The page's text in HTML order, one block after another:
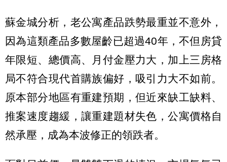
蘇金城分析，老公寓產品跌勢最重並不意外，
因為這類產品多數屋齡已超過40年，不但房貸
年限短、總價高、月付金壓力大，加上三房格
局不符合現代首購族偏好，吸引力大不如前。
原本部分地區有重建預期，但近來缺工缺料、
推案速度趨緩，讓重建題材失色，公寓價格自
然承壓，成為本波修正的領跌者。